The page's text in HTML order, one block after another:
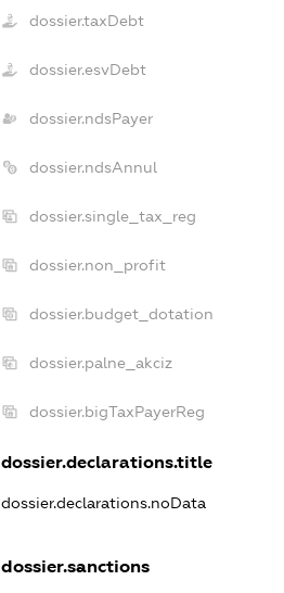
dossier.taxDebt
dossier.esvDebt
dossier.ndsPayer
dossier.ndsAnnul
dossier.single_tax_reg
dossier.non_profit
dossier.budget_dotation
dossier.palne_akciz
dossier.bigTaxPayerReg
dossier.declarations.title
dossier.declarations.noData
dossier.sanctions